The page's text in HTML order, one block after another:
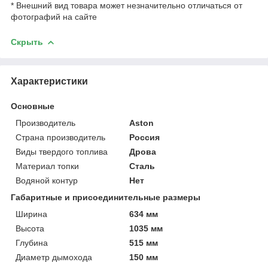
* Внешний вид товара может незначительно отличаться от
фотографий на сайте
Скрыть
Характеристики
Основные
Производитель
Aston
Страна производитель
Россия
Виды твердого топлива
Дрова
Материал топки
Сталь
Водяной контур
Нет
Габаритные и присоединительные размеры
Ширина
634 мм
Высота
1035 мм
Глубина
515 мм
Диаметр дымохода
150 мм